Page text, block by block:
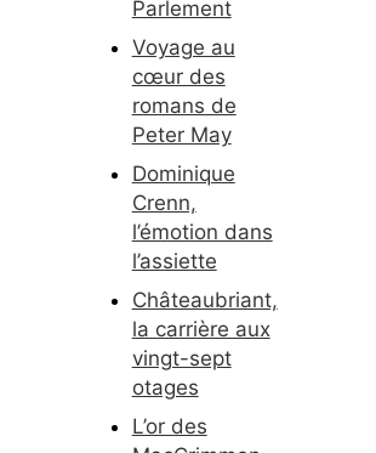
Parlement
Voyage au
cœur des
romans de
Peter May
Dominique
Crenn,
l’émotion dans
l’assiette
Châteaubriant,
la carrière aux
vingt-sept
otages
L’or des